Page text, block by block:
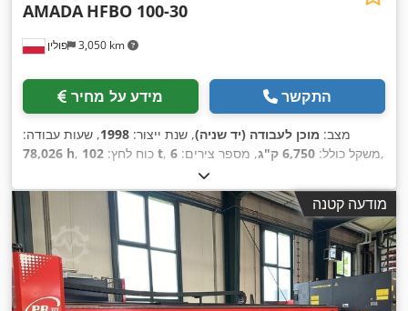
פולין 3,050 km
AMADA HFBO 100-30
מידע על מחיר התקשר
מצב: מוכן לעבודה (יד שניה), שנת ייצור: 1998, שעות עבודה:
78,026 h
, כוח לחץ: 102 t , משקל כולל: 6,750 ק"ג , מספר צירים: 6 ,
מודעה קטנה